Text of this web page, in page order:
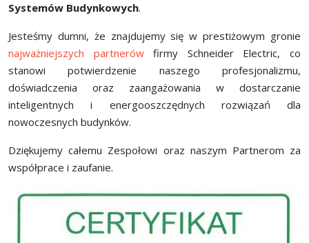
Systemów Budynkowych.
Jesteśmy dumni, że znajdujemy się w prestiżowym gronie
najważniejszych partnerówfirmy Schneider Electric, co
stanowi potwierdzenie naszego profesjonalizmu,
doświadczenia oraz zaangażowania w dostarczanie
inteligentnych i energooszczędnych rozwiązań dla
nowoczesnych budynków.
Dziękujemy całemu Zespołowi oraz naszym Partnerom za
współprace i zaufanie.